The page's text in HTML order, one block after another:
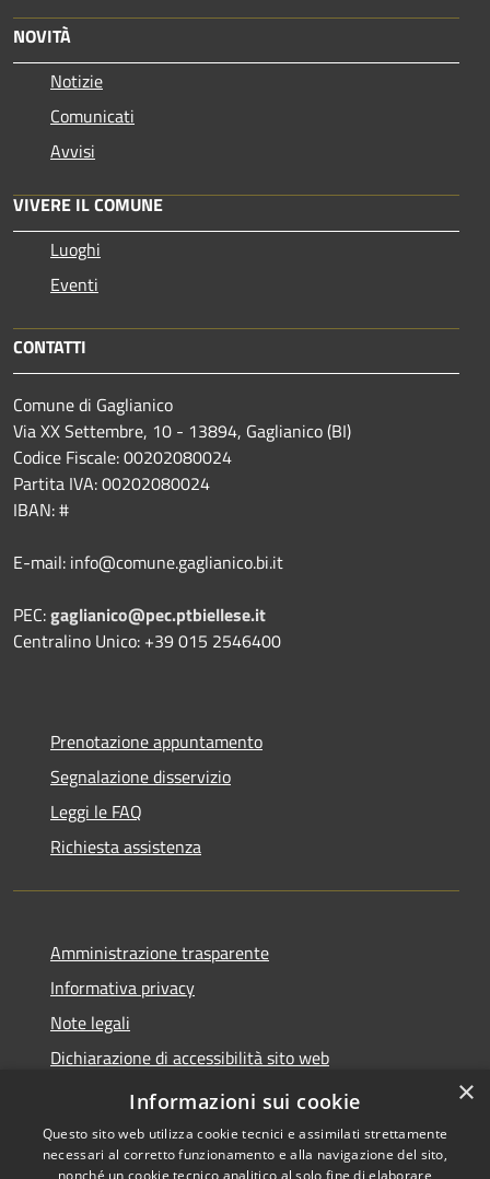
NOVITÀ
Notizie
Comunicati
Avvisi
VIVERE IL COMUNE
Luoghi
Eventi
CONTATTI
Comune di Gaglianico
Via XX Settembre, 10 - 13894, Gaglianico (BI)
Codice Fiscale: 00202080024
Partita IVA: 00202080024
IBAN: #
E-mail: info@comune.gaglianico.bi.it
PEC:gaglianico@pec.ptbiellese.it
Centralino Unico: +39 015 2546400
Prenotazione appuntamento
Segnalazione disservizio
Leggi le FAQ
Richiesta assistenza
Amministrazione trasparente
Informativa privacy
Note legali
Dichiarazione di accessibilità sito web
WhistleblowingPA
×
Informazioni sui cookie
Questo sito web utilizza cookie tecnici e assimilati strettamente
necessari al corretto funzionamento e alla navigazione del sito,
nonché un cookie tecnico analitico al solo fine di elaborare